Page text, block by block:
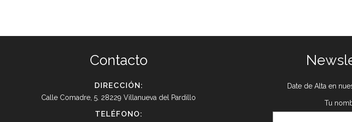
Contacto
DIRECCIÓN:
Calle Comadre, 5. 28229 Villanueva del Pardillo
TELÉFONO:
Date de Alta en
Tu